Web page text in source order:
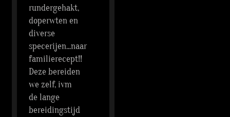
rundergehakt,
doperwten en
diverse
specerijen...naar
familierecept!!
Deze bereiden
we zelf, ivm
de lange
bereidingstijd